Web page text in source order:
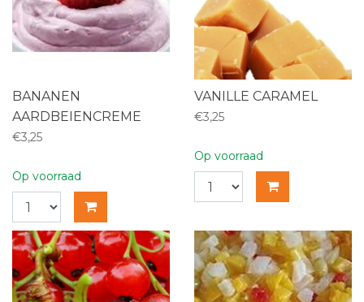
BANANEN
AARDBEIENCREME
€3,25
Op voorraad
VANILLE CARAMEL
€3,25
Op voorraad